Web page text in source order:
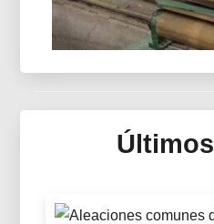
Solar
Descubra el aluminio